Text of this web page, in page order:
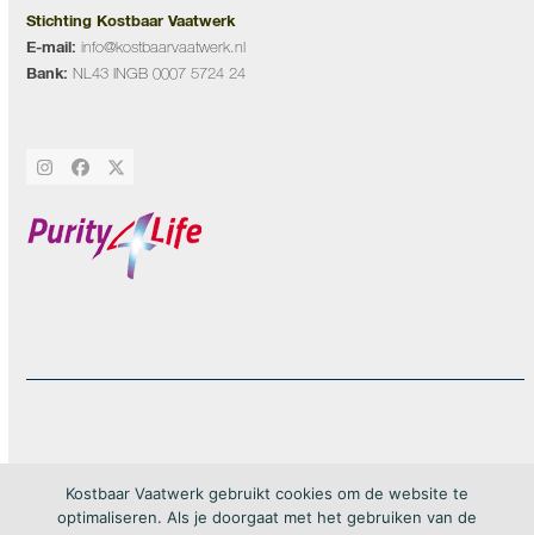
Stichting Kostbaar Vaatwerk
E-mail: info@kostbaarvaatwerk.nl
Bank: NL43 INGB 0007 5724 24
Instagram
Facebook
Twitter
Copyright by Kostbaar Vaatwerk 2026 – webdesign by 20Forma
reserved
Kostbaar Vaatwerk gebruikt cookies om de website te
optimaliseren. Als je doorgaat met het gebruiken van de